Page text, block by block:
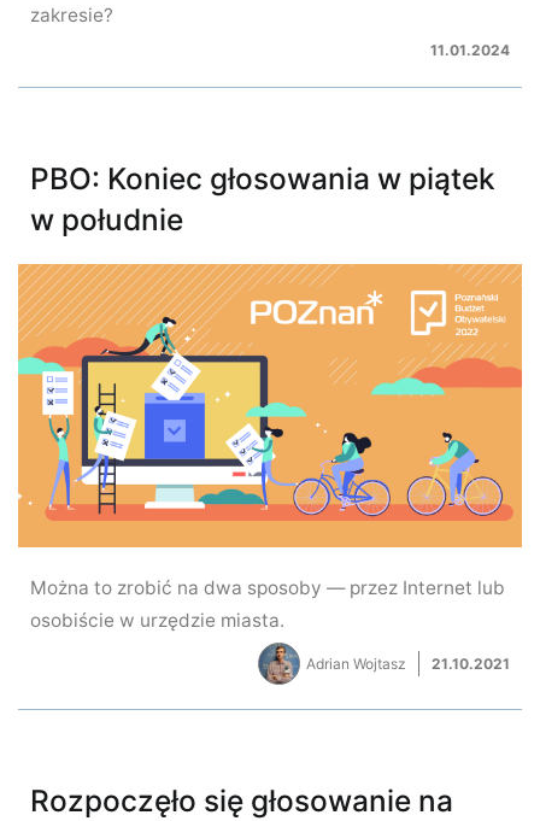
zakresie?
11.01.2024
PBO: Koniec głosowania w piątek
w południe
Można to zrobić na dwa sposoby — przez Internet lub
osobiście w urzędzie miasta.
Adrian Wojtasz 21.10.2021
Rozpoczęło się głosowanie na